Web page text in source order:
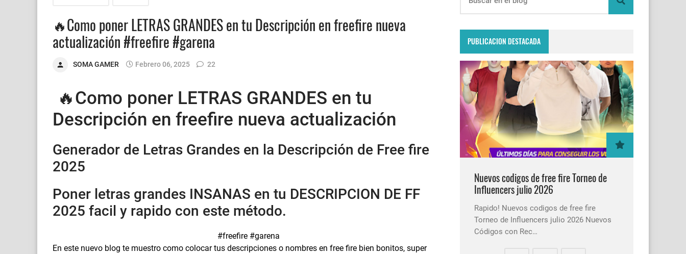
🔥Como poner LETRAS GRANDES en tu Descripción en freefire nueva
actualización #freefire #garena
SOMA GAMER Febrero 06, 2025 22
🔥Como poner LETRAS GRANDES en tu
Descripción en freefire nueva actualización
Generador de Letras Grandes en la Descripción de Free fire
2025
Poner letras grandes INSANAS en tu DESCRIPCION DE FF
2025 facil y rapido con este método.
#freefire #garena
En este nuevo blog te muestro como colocar tus descripciones o nombres en free fire bien bonitos, super
PUBLICACION DESTACADA
Nuevos codigos de free fire Torneo de
Influencers julio 2026
Rapido! Nuevos codigos de free fire
Torneo de Influencers julio 2026 Nuevos
Códigos con Rec…